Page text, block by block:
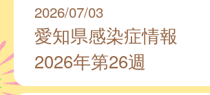
2026/07/03
愛知県感染症情報
2026年第26週